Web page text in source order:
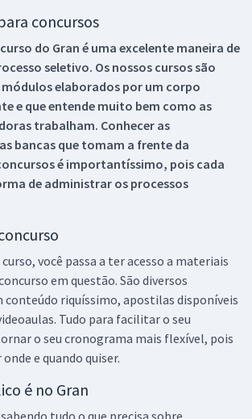
concursos
do Gran é uma excelente maneira de
seletivo. Os nossos cursos são
elaborados por um corpo
e que entende muito bem como as
trabalham. Conhecer as
bancas que tomam a frente da
é importantíssimo, pois cada
de administrar os processos
você passa a ter acesso a materiais
em questão. São diversos
conteúdo riquíssimo, apostilas disponíveis
Tudo para facilitar o seu
o seu cronograma mais flexível, pois
e quando quiser.
é no Gran
tudo o que precisa sobre